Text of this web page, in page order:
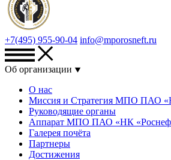
+7(495) 955-90-04 info@mporosneft.ru
Об организации
О нас
Миссия и Стратегия МПО ПАО
Руководящие органы
Аппарат МПО ПАО «НК
Галерея почёта
Партнеры
Достижения